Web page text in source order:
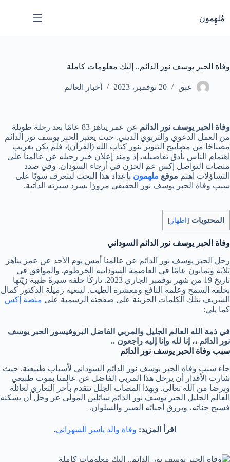
إلى
المحتوى
مُلهِمون
وفاة الحبر يوسف نور الدائم.. إليك معلومات كاملة
عبق 20 نوفمبر، 2023 أخبار العالم
وفاة الحبر يوسف نور الدائم
عن عمر يناهز 83 عامًا بعد رحلة طويلة
من العمل الدعوي والتربوي الديني. حيث يعتبر الحبر يوسف نور الدائم
مصباحًا من مصابيح التنوير بنور كتاب الله (القرآن)، فلم يكن بغريب
اهتمام الناس بأدق تفاصيله، إذ ومنذ إعلان خبر رحيله عن عالمنا على
منصات التواصل إكس عم الحزن في أرجاء السودان. وفي صدد
التساؤلات اهتم موقع ملهمون بإعداد هذا البحث لنتعرف سويًا على
سبب وفاة الحبر يوسف نور الحقيقي مرورًا بسرد سيرته الذاتية.
المحتويات [ اظهار ]
وفاة الحبر يوسف نور الدائم السوداني
رحل الحبر يوسف نور الدائم عن عالمنا أمس يوم الأحد عن عمر يناهز
ثلاثة وثمانون عامًا في العاصمة السودانية الخرطوم. والموافق في
تاريخ 19 من شهر نوفمبر الجاري 2023. تاركًا خلفه سيرةً طيبة زيّنها
بخلقه السمح وعلمه النافع ومعشره الطيب. لينعيه زميلة الدكتور كمال
الشريف بتلك الكلمات الحزينة على صفحته الرسمية على منصة إكس
كما يلي:
في ذمة الله العالم الجليل والمربي الفاضل البروفيسور الحبر يوسف
نور الدائم ،، إنا لله وإنا إليه راجعون ..
سبب وفاة الحبر يوسف نور الدائم
جاء سبب وفاة الحبر يوسف نور الدائم السوداني لأسباب طبيعية. حيث
شارت الأقدار أن يرحل هذا المربي الفاضل عن عالمنا بموت طبيعي
وبرضا من الله تعالى. وبهذا المصاب الجلل نتقدم بأحر التعازي لعائلة
العالم الجليل الحبر يوسف نور الدائم سائلين المولى عز وجل أن يسكنه
فسيح جناته، ويرزق أحبائه الصبر والسلوان.
اقرأ المزيد: وفاة والد ياسر الشهراني.